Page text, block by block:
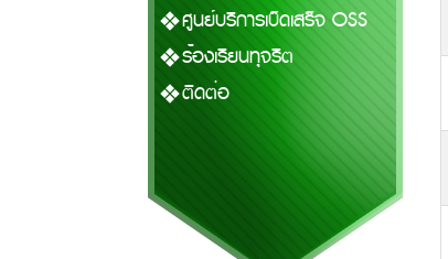
ศูนย์บริการเบ็ดเสร็จ OSS
ร้องเรียนทุจริต
ติดต่อ